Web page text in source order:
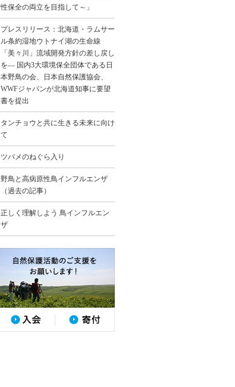
性保全の両立を目指して～」
プレスリリース：北海道・ラムサー
ル条約湿地ウトナイ湖の生命線
「美々川」流域開発方針の差し戻し
を― 国内3大環境保全団体である日
本野鳥の会、日本自然保護協会、
WWFジャパンが北海道知事に要望
書を提出
タンチョウと共に生きる未来に向け
て
ツバメのねぐら入り
野鳥と高病原性鳥インフルエンザ
（過去の記事）
正しく理解しよう 鳥インフルエン
ザ